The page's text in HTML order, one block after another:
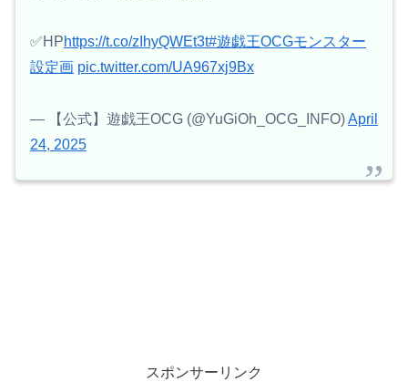
✅HPhttps://t.co/zIhyQWEt3t#遊戯王OCGモンスター
設定画 pic.twitter.com/UA967xj9Bx
— 【公式】遊戯王OCG (@YuGiOh_OCG_INFO)April
24, 2025
スポンサーリンク